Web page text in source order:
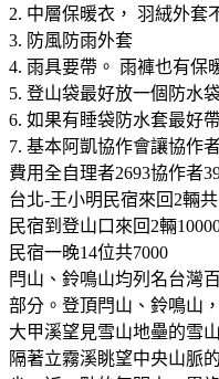
2. 中層保暖衣， 羽絨外套
3. 防風防雨外套
4. 雨具要帶。 雨褲也有保
5. 登山袋最好放一個防水
6. 如果有睡袋防水套最好
7. 基本阿凱協作會讓協作
費用全自理者2693協作者
台北-王小明民宿來回2輛共
民宿到登山口來回2輛
民宿一晚14位共7000
閂山、鈴鳴山均列名台灣
部分。登頂閂山、鈴鳴山
大甲溪望見雪山地壘的雪
隔著立霧溪眺望中央山脈